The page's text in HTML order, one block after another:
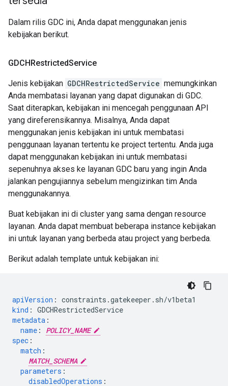
Dalam rilis GDC ini, Anda dapat menggunakan jenis
kebijakan berikut.
GDCHRestrictedService
Jenis kebijakan GDCHRestrictedService memungkinkan
Anda membatasi layanan yang dapat digunakan di GDC.
Saat diterapkan, kebijakan ini mencegah penggunaan API
yang direferensikannya. Misalnya, Anda dapat
menggunakan jenis kebijakan ini untuk membatasi
penggunaan layanan tertentu ke project tertentu. Anda juga
dapat menggunakan kebijakan ini untuk membatasi
sepenuhnya akses ke layanan GDC baru yang ingin Anda
jalankan pengujiannya sebelum mengizinkan tim Anda
menggunakannya.
Buat kebijakan ini di cluster yang sama dengan resource
layanan. Anda dapat membuat beberapa instance kebijakan
ini untuk layanan yang berbeda atau project yang berbeda.
Berikut adalah template untuk kebijakan ini:
apiVersion : constraints.gatekeeper.sh/v1beta1
kind : GDCHRestrictedService
metadata :
name :
POLICY_NAME
spec :
match :
MATCH_SCHEMA
parameters :
disabledOperations :